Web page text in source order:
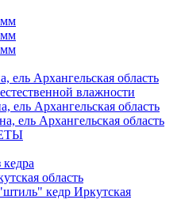
Архангельская область
влажности
ель Архангельская область
ель Архангельская область
область
кедр Иркутская